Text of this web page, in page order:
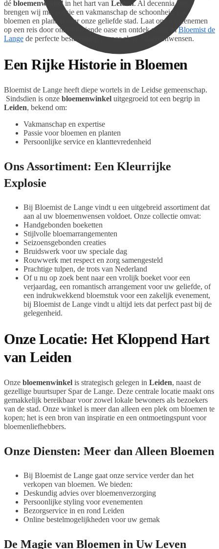
dé bloemenwinkelin het hart van Leiden. Al decennia lang
brengen wij met passie en vakmanschap de schoonheid van
bloemen en planten naar onze geliefde stad. Laat ons u meenemen
op een reis door onze bloeiende oase en ontdek waaromBloemist de
Lange de perfecte bestemming is voor al uw bloemenwensen.
Een Rijke Historie in Bloemen
Bloemist de Lange heeft diepe wortels in de Leidse gemeenschap.
Sindsdien is onze bloemenwinkel uitgegroeid tot een begrip in
Leiden, bekend om:
Vakmanschap en expertise
Passie voor bloemen en planten
Persoonlijke service en klanttevredenheid
Ons Assortiment: Een Kleurrijke
Explosie
Bij Bloemist de Lange vindt u een uitgebreid assortiment dat
aan al uw bloemenwensen voldoet. Onze collectie omvat:
Handgebonden boeketten
Stijlvolle bloemarrangementen
Seizoensgebonden creaties
Bruidswerk voor uw speciale dag
Rouwwerk met respect en zorg samengesteld
Prachtige tulpen, de trots van Nederland
Of u nu op zoek bent naar een vrolijk boeket voor een
verjaardag, een romantisch arrangement voor uw geliefde, of
een indrukwekkend bloemstuk voor een zakelijk evenement,
bij Bloemist de Lange vindt u altijd iets dat perfect past bij de
gelegenheid.
Onze Locatie: Het Kloppend Hart
van Leiden
Onze bloemenwinkel is strategisch gelegen in Leiden, naast de
gezellige buurtsuper Spar de Lange. Deze centrale locatie maakt ons
gemakkelijk bereikbaar voor zowel lokale bewoners als bezoekers
van de stad. Onze winkel is meer dan alleen een plek om bloemen te
kopen; het is een bron van inspiratie en een ontmoetingspunt voor
bloemenliefhebbers.
Onze Diensten: Meer dan Alleen Bloemen
Bij Bloemist de Lange gaat onze service verder dan het
verkopen van bloemen. We bieden:
Deskundig advies over bloemenverzorging
Persoonlijke styling voor evenementen
Bezorgservice in en rond Leiden
Online bestelmogelijkheden voor uw gemak
De Magie van Bloemen in Uw Leven